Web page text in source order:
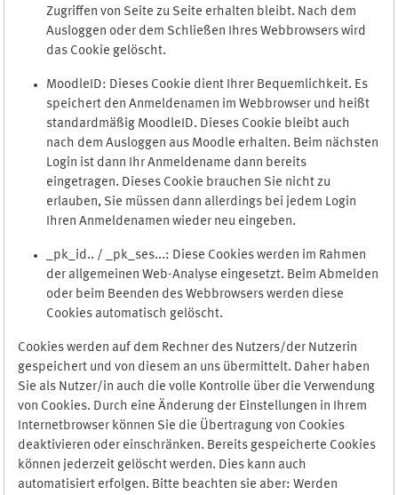
Zugriffen von Seite zu Seite erhalten bleibt. Nach dem
Ausloggen oder dem Schließen Ihres Webbrowsers wird
das Cookie gelöscht.
MoodleID: Dieses Cookie dient Ihrer Bequemlichkeit. Es
speichert den Anmeldenamen im Webbrowser und heißt
standardmäßig MoodleID. Dieses Cookie bleibt auch
nach dem Ausloggen aus Moodle erhalten. Beim nächsten
Login ist dann Ihr Anmeldename dann bereits
eingetragen. Dieses Cookie brauchen Sie nicht zu
erlauben, Sie müssen dann allerdings bei jedem Login
Ihren Anmeldenamen wieder neu eingeben.
_pk_id.. / _pk_ses...: Diese Cookies werden im Rahmen
der allgemeinen Web-Analyse eingesetzt. Beim Abmelden
oder beim Beenden des Webbrowsers werden diese
Cookies automatisch gelöscht.
Cookies werden auf dem Rechner des Nutzers/der Nutzerin
gespeichert und von diesem an uns übermittelt. Daher haben
Sie als Nutzer/in auch die volle Kontrolle über die Verwendung
von Cookies. Durch eine Änderung der Einstellungen in Ihrem
Internetbrowser können Sie die Übertragung von Cookies
deaktivieren oder einschränken. Bereits gespeicherte Cookies
können jederzeit gelöscht werden. Dies kann auch
automatisiert erfolgen. Bitte beachten sie aber: Werden